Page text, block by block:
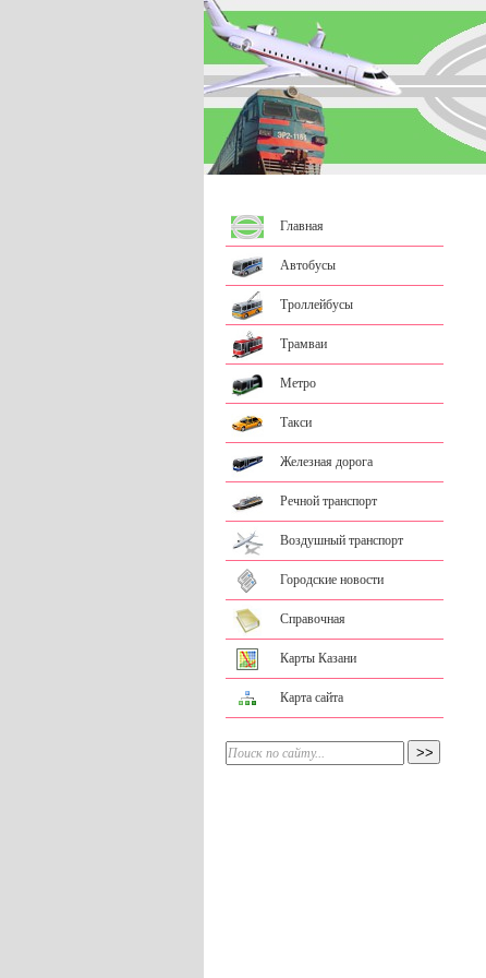
Главная
Автобусы
Троллейбусы
Трамваи
Метро
Такси
Железная дорога
Речной транспорт
Воздушный транспорт
Городские новости
Справочная
Карты Казани
Карта сайта